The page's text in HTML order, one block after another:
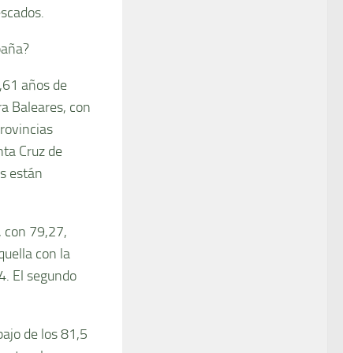
años de
Baleares, con
Cruz de
están
con 79,27,
con la
El segundo
de los 81,5